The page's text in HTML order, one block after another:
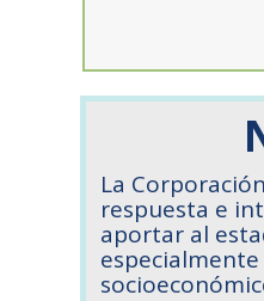
La
respuesta e
aportar al